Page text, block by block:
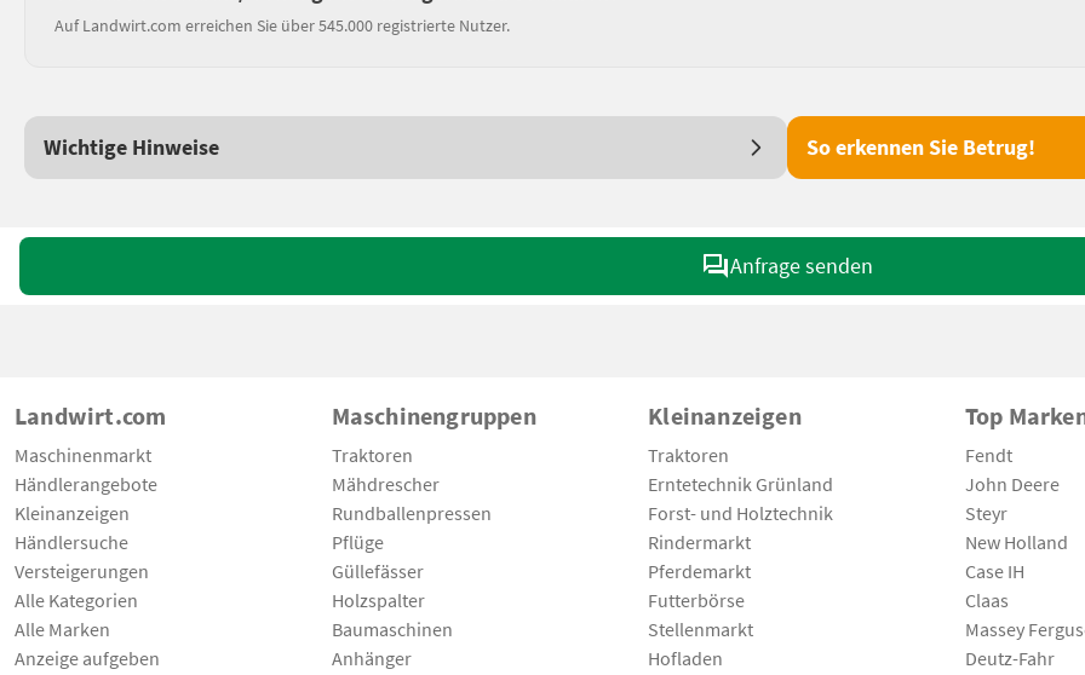
Auf Landwirt.com erreichen Sie über 545.000 registrierte Nutzer.
Wichtige Hinweise So erkennen Sie Betrug!
Anfrage senden
Landwirt.com
Maschinenmarkt
Händlerangebote
Kleinanzeigen
Händlersuche
Versteigerungen
Alle Kategorien
Alle Marken
Anzeige aufgeben
Maschinengruppen
Traktoren
Mähdrescher
Rundballenpressen
Pflüge
Güllefässer
Holzspalter
Baumaschinen
Anhänger
Kleinanzeigen
Traktoren
Erntetechnik Grünland
Forst- und Holztechnik
Rindermarkt
Pferdemarkt
Futterbörse
Stellenmarkt
Hofladen
Top
Fendt
John Deere
Steyr
New Holland
Case IH
Claas
Massey
Deutz-Fahr